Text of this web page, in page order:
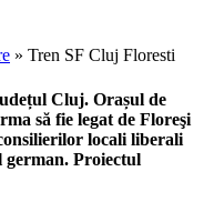
» Tren SF Cluj Floresti
Cluj. Orașul de
să fie legat de Floreşi
locali liberali
german. Proiectul